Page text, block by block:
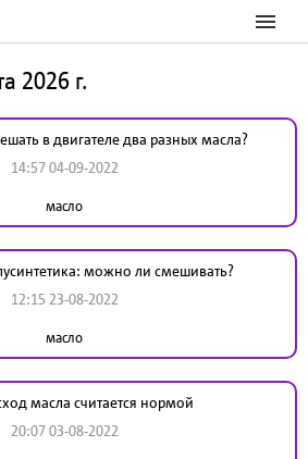
2026 г.
в двигателе два разных масла?
14:57 04-09-2022
масло
можно ли смешивать?
12:15 23-08-2022
масло
масла считается нормой
20:07 03-08-2022